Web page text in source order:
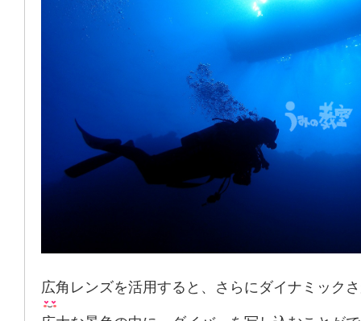
広角レンズを活用すると、さらにダイナミック